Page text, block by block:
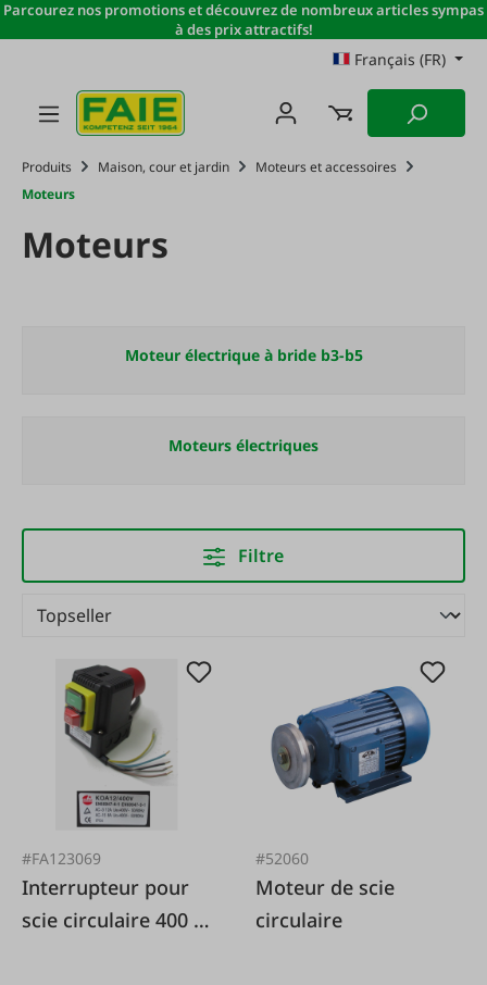
Passer au contenu principal
Parcourez nos promotions et découvrez de nombreux articles sympas
à des prix attractifs!
Français (FR)
Produits Maison, cour et jardin
Moteurs et accessoires
Moteurs
Moteurs
Moteur électrique à bride b3-b5
Moteurs électriques
Filtre
#FA123069
Interrupteur pour
scie circulaire 400 V
#52060
Moteur de scie
circulaire